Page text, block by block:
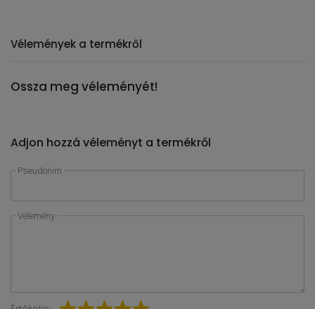
Vélemények a termékről
Ossza meg véleményét!
Adjon hozzá véleményt a termékről
Pseudonim
Vélemény